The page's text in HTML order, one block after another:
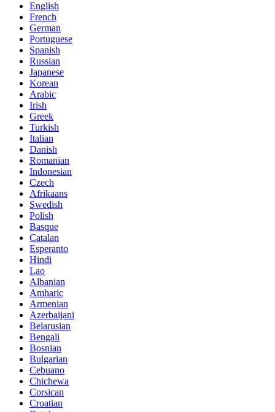
English
French
German
Portuguese
Spanish
Russian
Japanese
Korean
Arabic
Irish
Greek
Turkish
Italian
Danish
Romanian
Indonesian
Czech
Afrikaans
Swedish
Polish
Basque
Catalan
Esperanto
Hindi
Lao
Albanian
Amharic
Armenian
Azerbaijani
Belarusian
Bengali
Bosnian
Bulgarian
Cebuano
Chichewa
Corsican
Croatian